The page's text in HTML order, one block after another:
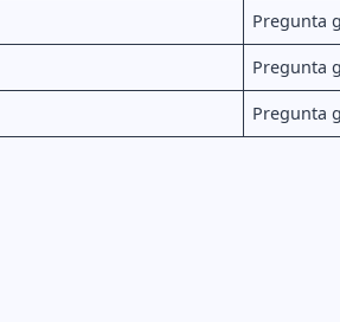
Pregunta
Pregunta
Pregunta